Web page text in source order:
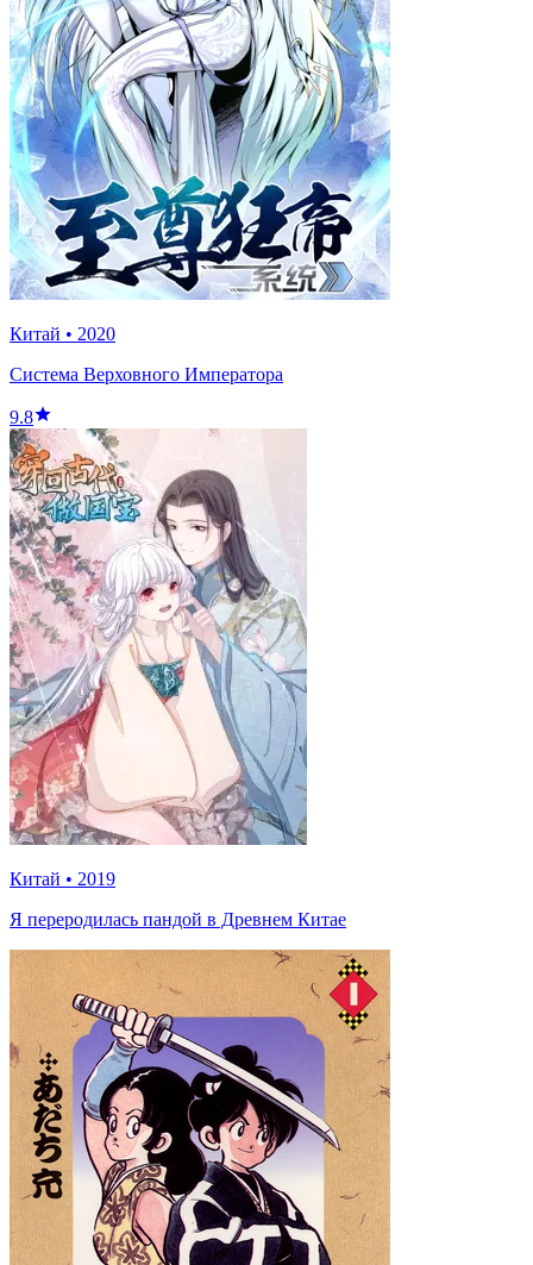
Китай • 2020
Система Верховного Императора
9.8
Китай • 2019
Я переродилась пандой в Древнем Китае